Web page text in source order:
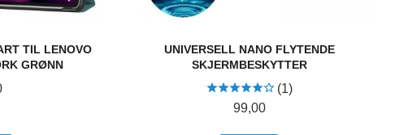
TIL LENOVO
GRØNN
UNIVERSELL NANO FLYTENDE
SKJERMBESKYTTER
(1)
Pris
99,00